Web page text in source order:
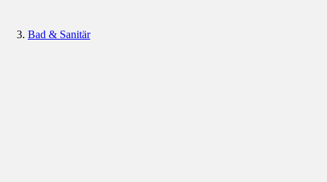
Bad & Sanitär